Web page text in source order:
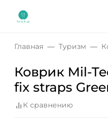
Главная Туризм
Коврик Mil-
fix straps
К сравнению